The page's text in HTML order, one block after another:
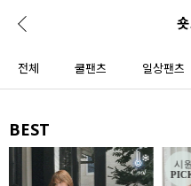
로그인
콘텐츠 리뷰 & 혜택
전체 쿨팬츠 일상팬츠
BEST